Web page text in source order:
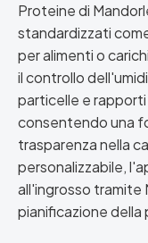
Proteine di
standardizzati
per alimenti o
il controllo
particelle e
consentendo una
trasparenza nella
personalizzabile,
all'ingrosso tramite
pianificazione della